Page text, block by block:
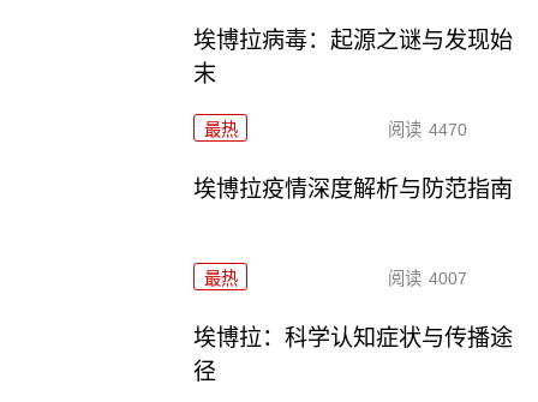
埃博拉病毒：起源之谜与发现始
末
最热 阅读 4470
埃博拉疫情深度解析与防范指南
最热 阅读 4007
埃博拉：科学认知症状与传播途
径